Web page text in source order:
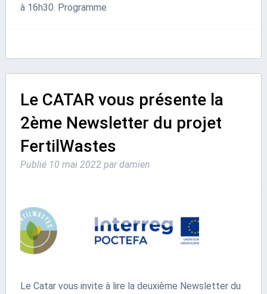
à 16h30. Programme
Le CATAR vous présente la
2ème Newsletter du projet
FertilWastes
Publié 10 mai 2022 par damien
Le Catar vous invite à lire la deuxième Newsletter du